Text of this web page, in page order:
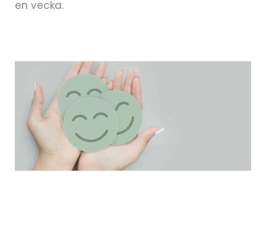
en vecka.